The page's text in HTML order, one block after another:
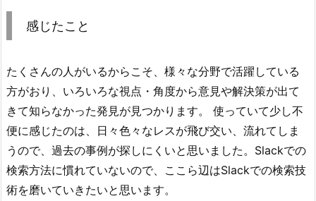
感じたこと
たくさんの人がいるからこそ、様々な分野で活躍している
方がおり、いろいろな視点・角度から意見や解決策が出て
きて知らなかった発見が見つかります。 使っていて少し不
便に感じたのは、日々色々なレスが飛び交い、流れてしま
うので、過去の事例が探しにくいと思いました。Slackでの
検索方法に慣れていないので、ここら辺はSlackでの検索技
術を磨いていきたいと思います。